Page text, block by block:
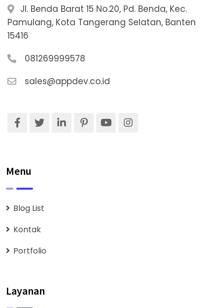
Jl. Benda Barat 15 No.20, Pd. Benda, Kec.
Pamulang, Kota Tangerang Selatan, Banten
15416
081269999578
sales@appdev.co.id
Menu
Blog List
Kontak
Portfolio
Layanan